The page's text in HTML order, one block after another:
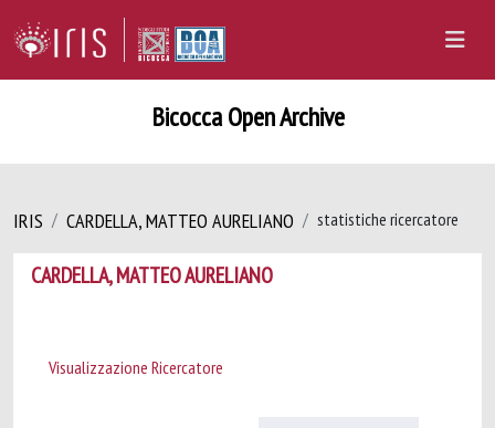
Bicocca Open Archive
IRIS CARDELLA, MATTEO AURELIANO statistiche ricercatore
CARDELLA, MATTEO AURELIANO
Visualizzazione Ricercatore